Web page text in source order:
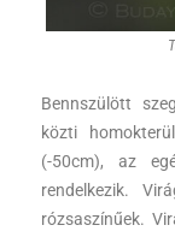
Bennszülött
közti
(-50cm), az
rendelkezik.
rózsaszínűek.